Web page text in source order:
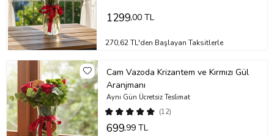
1299,00 TL
270,62 TL'den Başlayan Taksitlerle
Cam Vazoda Krizantem ve Kırmızı Gül
Aranjmanı
(12)
Aynı Gün Ücretsiz Teslimat
699,99 TL